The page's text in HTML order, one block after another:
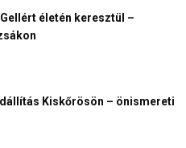
életén keresztül –
Kiskőrösön – önismereti